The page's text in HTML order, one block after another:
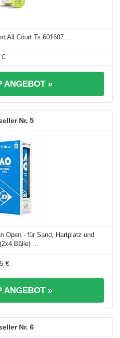
All Court Ts 601607 ...
€
ANGEBOT »
5
Open - für Sand, Hartplatz und
Bälle) ...
€
ANGEBOT »
6